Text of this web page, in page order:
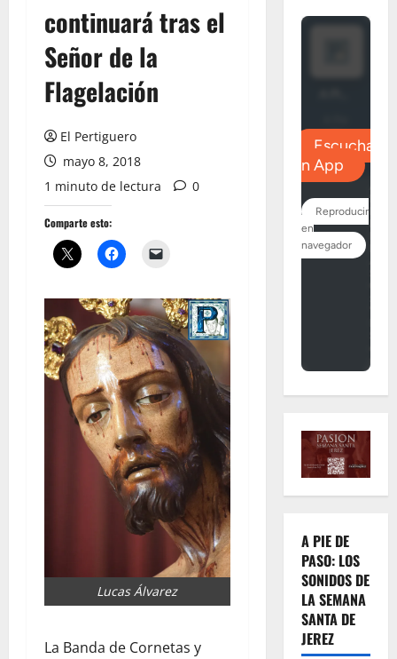
continuará tras el
Señor de la
Flagelación
El Pertiguero
mayo 8, 2018
1 minuto de lectura
0
Comparte esto:
Lucas Álvarez
La Banda de Cornetas y
A PIE DE
PASO: LOS
SONIDOS DE
LA SEMANA
SANTA DE
JEREZ